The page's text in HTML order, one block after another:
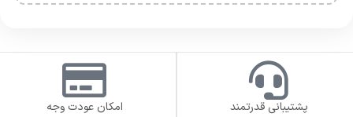
پشتیبانی قدرتمند امکان عودت وجه